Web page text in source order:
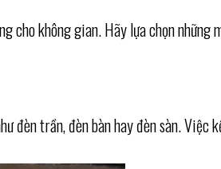
không gian. Hãy lựa chọn những
trần, đèn bàn hay đèn sàn. Việc